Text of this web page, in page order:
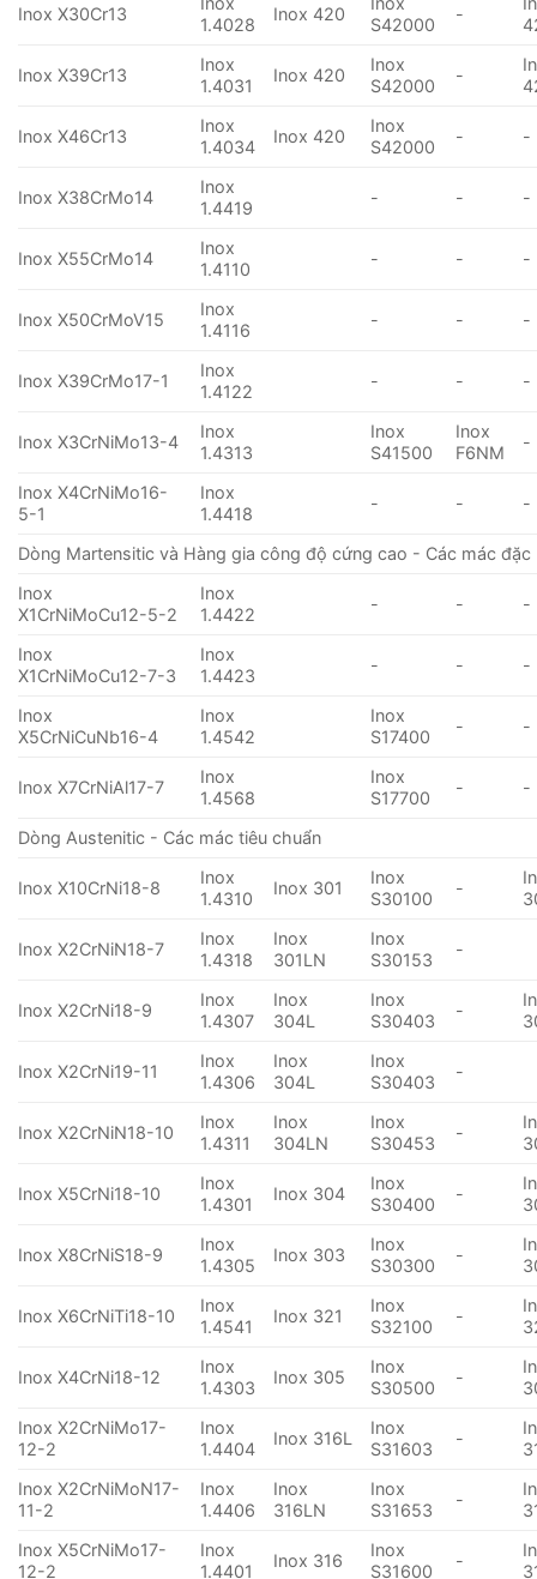
Inox X30Cr13
1.4028
Inox 420
S42000
-
Inox X39Cr13
Inox
1.4031
Inox 420
Inox
S42000
-
Inox X46Cr13
Inox
1.4034
Inox 420
Inox
S42000
- -
Inox X38CrMo14
Inox
1.4419
- - -
Inox X55CrMo14
Inox
1.4110
- - -
Inox X50CrMoV15
Inox
1.4116
- - -
Inox X39CrMo17-1
Inox
1.4122
- - -
Inox X3CrNiMo13-4
Inox
1.4313
Inox
S41500
Inox
F6NM
-
Inox X4CrNiMo16-
5-1
Inox
1.4418
- - -
Dòng Martensitic và Hàng gia công độ cứng cao - Các mác đặc
Inox
X1CrNiMoCu12-5-2
Inox
1.4422
- - -
Inox
X1CrNiMoCu12-7-3
Inox
1.4423
- - -
Inox
X5CrNiCuNb16-4
Inox
1.4542
Inox
S17400
- -
Inox X7CrNiAl17-7
Inox
1.4568
Inox
S17700
- -
Dòng Austenitic - Các mác tiêu chuẩn
Inox X10CrNi18-8
Inox
1.4310
Inox 301
Inox
S30100
-
Inox X2CrNiN18-7
Inox
1.4318
Inox
301LN
Inox
S30153
-
Inox X2CrNi18-9
Inox
1.4307
Inox
304L
Inox
S30403
-
Inox X2CrNi19-11
Inox
1.4306
Inox
304L
Inox
S30403
-
Inox X2CrNiN18-10
Inox
1.4311
Inox
304LN
Inox
S30453
-
Inox X5CrNi18-10
Inox
1.4301
Inox 304
Inox
S30400
-
Inox X8CrNiS18-9
Inox
1.4305
Inox 303
Inox
S30300
-
Inox X6CrNiTi18-10
Inox
1.4541
Inox 321
Inox
S32100
-
Inox X4CrNi18-12
Inox
1.4303
Inox 305
Inox
S30500
-
Inox X2CrNiMo17-
12-2
Inox
1.4404
Inox 316L
Inox
S31603
-
Inox X2CrNiMoN17-
11-2
Inox
1.4406
Inox
316LN
Inox
S31653
-
Inox X5CrNiMo17-
12-2
Inox
1.4401
Inox 316
Inox
S31600
-